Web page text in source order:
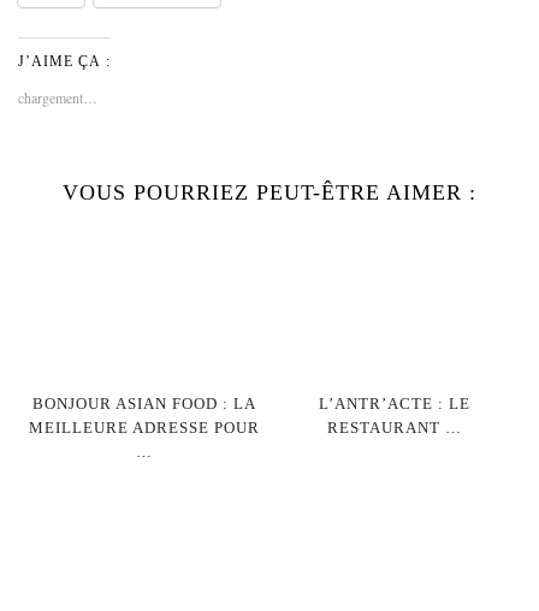
J’AIME ÇA :
chargement…
VOUS POURRIEZ PEUT-ÊTRE AIMER :
BONJOUR ASIAN FOOD : LA
MEILLEURE ADRESSE POUR
L’ANTR’ACTE : LE
RESTAURANT …